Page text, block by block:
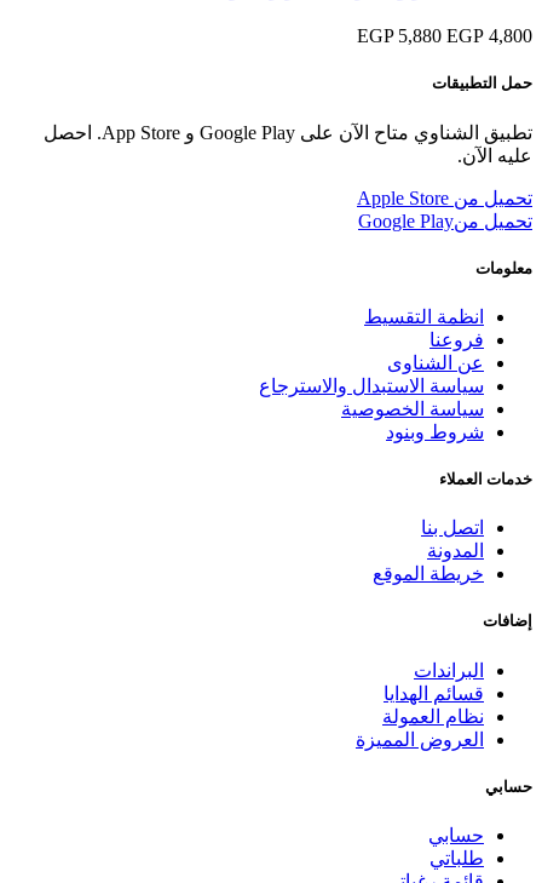
4,800 EGP
5,880 EGP
حمل التطبيقات
تطبيق الشناوي متاح الآن على Google Play و App Store. احصل
عليه الآن.
تحميل من Apple Store
تحميل منGoogle Play
معلومات
انظمة التقسيط
فروعنا
عن الشناوى
سياسة الاستبدال والاسترجاع
سياسة الخصوصية
شروط وبنود
خدمات العملاء
اتصل بنا
المدونة
خريطة الموقع
إضافات
البراندات
قسائم الهدايا
نظام العمولة
العروض المميزة
حسابي
حسابي
طلباتي